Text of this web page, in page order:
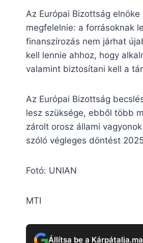
Az Európai Bizottság
megfelelnie: a forrásoknak
finanszírozás nem járhat
kell lennie ahhoz, hogy
valamint biztosítani kell a
Az Európai Bizottság
lesz szüksége, ebből több
zárolt orosz állami
szóló végleges döntést
Fotó: UNIAN
MTI
Állítsa be a